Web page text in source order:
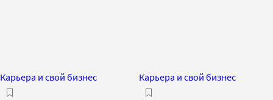
Карьера и свой бизнес Карьера и свой бизнес